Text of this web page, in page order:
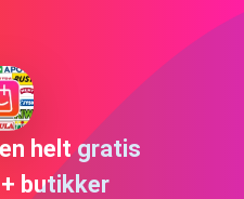
helt gratis
butikker